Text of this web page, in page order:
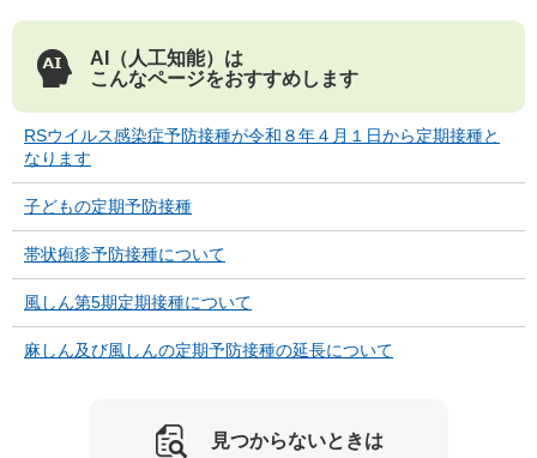
AI（人工知能）は
こんなページをおすすめします
RSウイルス感染症予防接種が令和８年４月１日から定期接種と
なります
子どもの定期予防接種
帯状疱疹予防接種について
風しん第5期定期接種について
麻しん及び風しんの定期予防接種の延長について
見つからないときは